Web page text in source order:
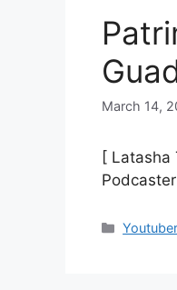
March 14,
[ Latasha